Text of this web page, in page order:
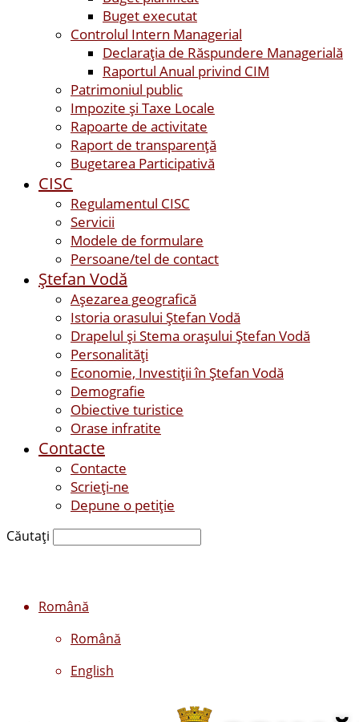
Buget executat
Controlul Intern Managerial
Declarația de Răspundere Managerială
Raportul Anual privind CIM
Patrimoniul public
Impozite și Taxe Locale
Rapoarte de activitate
Raport de transparenţă
Bugetarea Participativă
CISC
Regulamentul CISC
Servicii
Modele de formulare
Persoane/tel de contact
Ştefan Vodă
Așezarea geografică
Istoria orasului Ştefan Vodă
Drapelul şi Stema oraşului Ştefan Vodă
Personalităţi
Economie, Investiţii în Ştefan Vodă
Demografie
Obiective turistice
Orase infratite
Contacte
Contacte
Scrieți-ne
Depune o petiție
Căutați
Română
Română
English